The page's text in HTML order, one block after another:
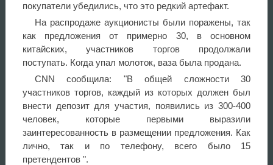
покупатели убедились, что это редкий артефакт.
На распродаже аукционисты были поражены, так
как предложения от примерно 30, в основном
китайских, участников торгов продолжали
поступать. Когда упал молоток, ваза была продана.
CNN сообщила: "В общей сложности 30
участников торгов, каждый из которых должен был
внести депозит для участия, появились из 300-400
человек, которые первыми выразили
заинтересованность в размещении предложения. Как
лично, так и по телефону, всего было 15
претендентов ".